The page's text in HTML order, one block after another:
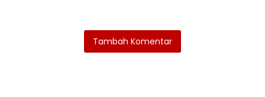
Tambah Komentar